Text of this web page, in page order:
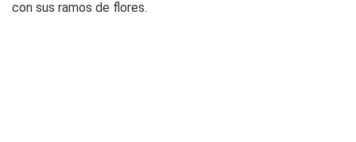
con sus ramos de flores.